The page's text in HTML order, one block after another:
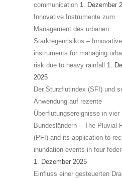
communication 1. Dezember
Innovative Instrumente zum
Management des urbanen
Starkregenrisikos – Innovative
instruments for managing
risk due to heavy rainfall
1.
2025
Der Sturzflutindex (SFI) und
Anwendung auf rezente
Überflutungsereignisse in vier
Bundesländern – The Pluvial
(PFI) and its application to
inundation events in four
1. Dezember 2025
Einfluss einer gesteuerten